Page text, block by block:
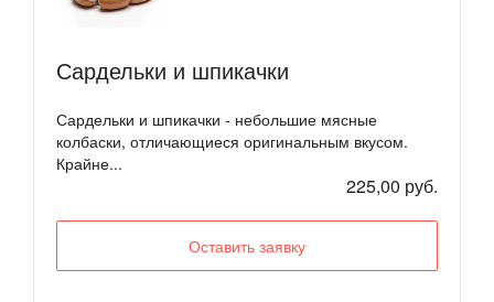
Сардельки и шпикачки
Сардельки и шпикачки - небольшие мясные
колбаски, отличающиеся оригинальным вкусом.
Крайне...
225,00 руб.
Оставить заявку